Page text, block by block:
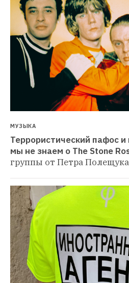
МУЗЫКА
Террористический пафос и
мы не знаем о The Stone
группы от Петра